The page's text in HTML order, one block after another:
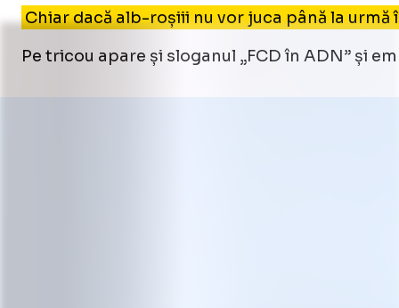
Chiar dacă alb-roșiii nu vor juca până la
Pe tricou apare și sloganul „FCD în ADN” și